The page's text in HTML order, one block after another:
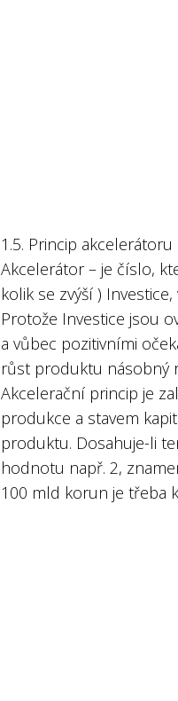
1.5. Princip akcelerátoru
Akcelerátor – je číslo,
kolik se zvýší )
Protože Investice jsou
a vůbec pozitivními
růst produktu násobný
Akcelerační princip je
produkce a stavem
produktu. Dosahuje-li
hodnotu např. 2,
100 mld korun je třeba